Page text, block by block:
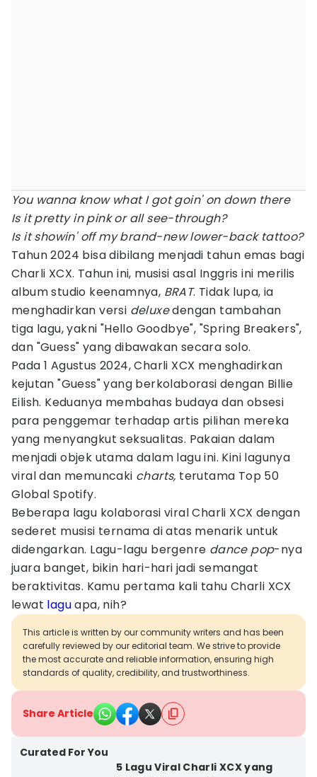
You wanna know what I got goin' on down there
Is it pretty in pink or all see-through?
Is it showin' off my brand-new lower-back tattoo?
Tahun 2024 bisa dibilang menjadi tahun emas bagi
Charli XCX. Tahun ini, musisi asal Inggris ini merilis
album studio keenamnya, BRAT. Tidak lupa, ia
menghadirkan versi deluxedengan tambahan
tiga lagu, yakni "Hello Goodbye", "Spring Breakers",
dan "Guess" yang dibawakan secara solo.
Pada 1 Agustus 2024, Charli XCX menghadirkan
kejutan "Guess" yang berkolaborasi dengan Billie
Eilish. Keduanya membahas budaya dan obsesi
para penggemar terhadap artis pilihan mereka
yang menyangkut seksualitas. Pakaian dalam
menjadi objek utama dalam lagu ini. Kini lagunya
viral dan memuncaki charts, terutama Top 50
Global Spotify.
Beberapa lagu kolaborasi viral Charli XCX dengan
sederet musisi ternama di atas menarik untuk
didengarkan. Lagu-lagu bergenre dance pop-nya
juara banget, bikin hari-hari jadi semangat
beraktivitas. Kamu pertama kali tahu Charli XCX
lewat laguapa, nih?
This article is written by our community writers and has been
carefully reviewed by our editorial team. We strive to provide
the most accurate and reliable information, ensuring high
standards of quality, credibility, and trustworthiness.
Share Article
Curated For You
5 Lagu Viral Charli XCX yang